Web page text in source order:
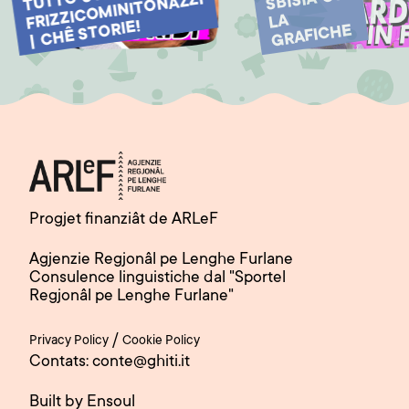
MINITONAZZI
| CHÊ STORIE! LA
GRAFICHE
Progjet finanziât de ARLeF
Agjenzie Regjonâl pe Lenghe Furlane
Consulence linguistiche dal "Sportel
Regjonâl pe Lenghe Furlane"
Privacy Policy / Cookie Policy
Contats: conte@ghiti.it
Built by Ensoul